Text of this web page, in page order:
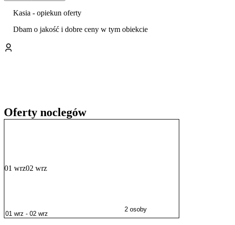
(parter): pokój dwuosobowy, łazienka oraz kuchnia z pokojem
wypoczynkowym - z dwoma miejscami do spania. W przyjaznej przestrzeni
wypoczną 4 osoby.
Tutaj chętnie powitamy do 8 osób.
Kasia - opiekun oferty
Dbam o jakość i dobre ceny w tym obiekcie
Oferty noclegów
01 wrz02 wrz
2 osoby